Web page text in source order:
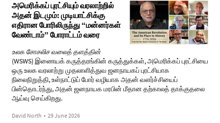
அமெரிக்கப் புரட்சியும் வரலாற்றில்
அதன் இடமும்: முடியாட்சிக்கு
எதிரான போரிலிருந்து “மன்னர்கள்
வேண்டாம்” போராட்டம் வரை
உலக சோசலிச வலைத் தளத்தின்
(WSWS) இணையக் கருத்தரங்கின் கருத்துக்கள், அமெரிக்கப் புரட்சியை
ஒரு உலக வரலாற்று முதலாளித்துவ ஜனநாயகப் புரட்சியாக
நிலைநிறுத்தி, உள்நாட்டுப் போர் வழியாக அதன் வளர்ச்சியைப்
பின்தொடர்ந்து, அதன் ஜனநாயக மரபின் மீதான தற்காலத் தாக்குதலை
ஆய்வு செய்கிறது.
David North • 29 June 2026